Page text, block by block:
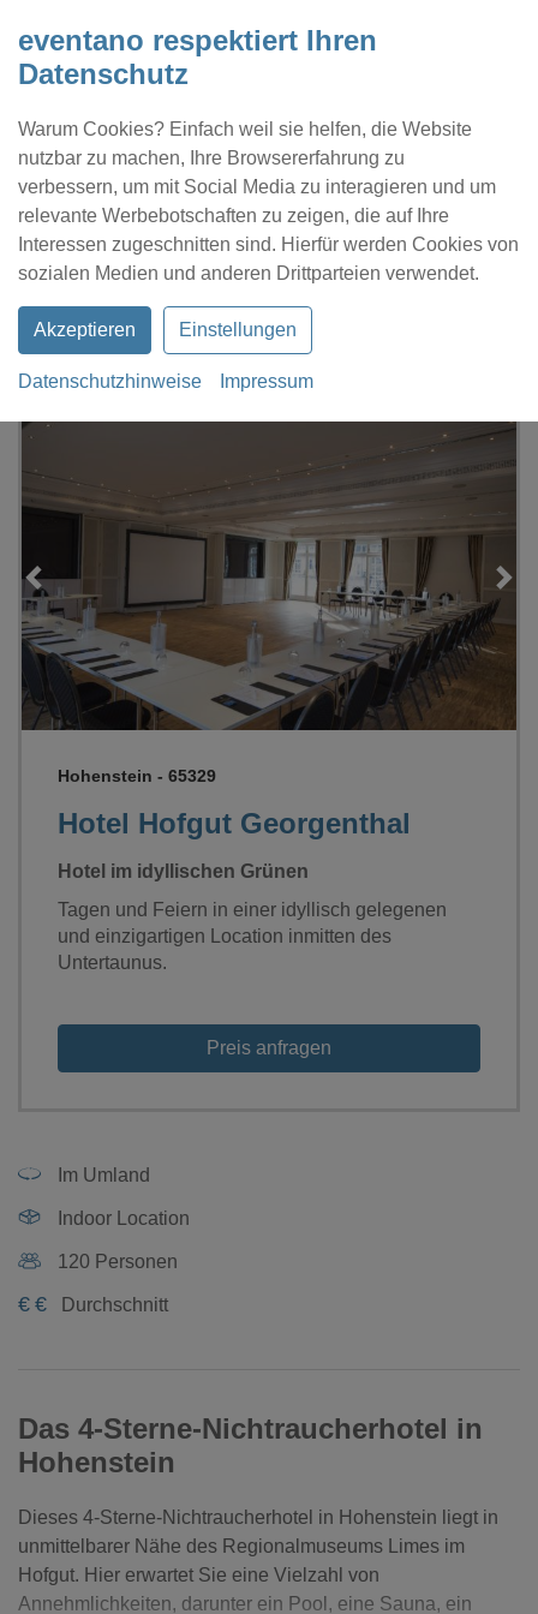
eventano respektiert Ihren
Datenschutz
Warum Cookies? Einfach weil sie helfen, die Website
nutzbar zu machen, Ihre Browsererfahrung zu
verbessern, um mit Social Media zu interagieren und um
relevante Werbebotschaften zu zeigen, die auf Ihre
Interessen zugeschnitten sind. Hierfür werden Cookies von
sozialen Medien und anderen Drittparteien verwendet.
Akzeptieren Einstellungen
Datenschutzhinweise Impressum
Kontakt Location eintragen Profil
Hotel Hofgut Georgenthal
Loading...
Hotel Hofgut Georgenthal
Hohenstein - 65329
Hotel im idyllischen Grünen
Tagen und Feiern in einer idyllisch gelegenen
und einzigartigen Location inmitten des
Untertaunus.
Preis anfragen
Im Umland
Indoor Location
120 Personen
€ € Durchschnitt
Das 4-Sterne-Nichtraucherhotel in
Hohenstein
Dieses 4-Sterne-Nichtraucherhotel in Hohenstein liegt in
unmittelbarer Nähe des Regionalmuseums Limes im
Hofgut. Hier erwartet Sie eine Vielzahl von
Annehmlichkeiten, darunter ein Pool, eine Sauna, ein